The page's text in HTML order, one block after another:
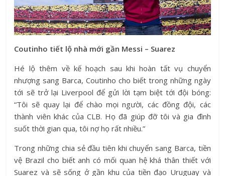
Coutinho tiết lộ nhà mới gần Messi – Suarez
Hé lộ thêm về kế hoạch sau khi hoàn tất vụ chuyển
nhượng sang Barca, Coutinho cho biết trong những ngày
tới sẽ trở lại Liverpool để gửi lời tạm biệt tới đội bóng:
“Tôi sẽ quay lại để chào mọi người, các đồng đội, các
thành viên khác của CLB. Họ đã giúp đỡ tôi và gia đình
suốt thời gian qua, tôi nợ họ rất nhiều.”
Trong những chia sẻ đầu tiên khi chuyển sang Barca, tiền
vệ Brazil cho biết anh có mối quan hệ khá thân thiết với
Suarez và sẽ sống ở gần khu của tiền đạo Uruguay và